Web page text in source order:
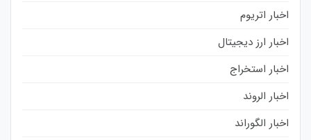
اخبار اتریوم
اخبار ارز دیجیتال
اخبار استخراج
اخبار الروند
اخبار الگوراند